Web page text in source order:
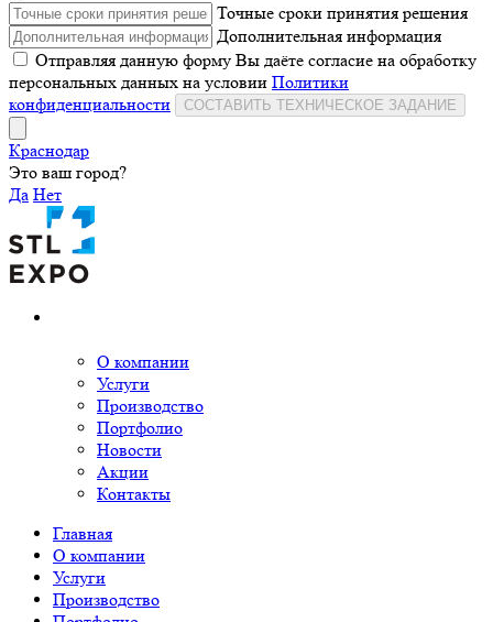
Точные сроки принятия решения
Дополнительная информация
Отправляя данную форму Вы даёте согласие на обработку
персональных данных на условии Политики
конфиденциальности
СОСТАВИТЬ ТЕХНИЧЕСКОЕ ЗАДАНИЕ
Краснодар
Это ваш город?
Да Нет
О компании
Услуги
Производство
Портфолио
Новости
Акции
Контакты
Главная
О компании
Услуги
Производство